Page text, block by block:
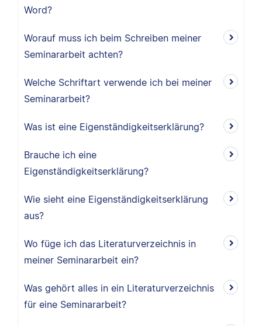
Word?
Worauf muss ich beim Schreiben meiner
Seminararbeit achten?
Welche Schriftart verwende ich bei meiner
Seminararbeit?
Was ist eine Eigenständigkeitserklärung?
Brauche ich eine
Eigenständigkeitserklärung?
Wie sieht eine Eigenständigkeitserklärung
aus?
Wo füge ich das Literaturverzeichnis in
meiner Seminararbeit ein?
Was gehört alles in ein Literaturverzeichnis
für eine Seminararbeit?